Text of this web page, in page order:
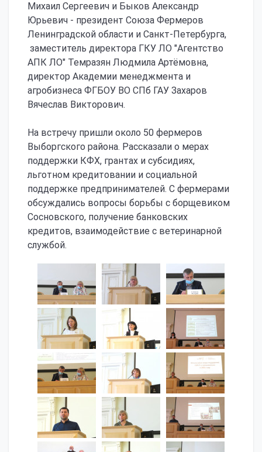
Михаил Сергеевич и Быков Александр
Юрьевич - президент Союза Фермеров
Ленинградской области и Санкт-Петербурга,
заместитель директора ГКУ ЛО "Агентство
АПК ЛО" Темразян Людмила Артёмовна,
директор Академии менеджмента и
агробизнеса ФГБОУ ВО СПб ГАУ Захаров
Вячеслав Викторович.
На встречу пришли около 50 фермеров
Выборгского района. Рассказали о мерах
поддержки КФХ, грантах и субсидиях,
льготном кредитовании и социальной
поддержке предпринимателей. С фермерами
обсуждались вопросы борьбы с борщевиком
Сосновского, получение банковских
кредитов, взаимодействие с ветеринарной
службой.